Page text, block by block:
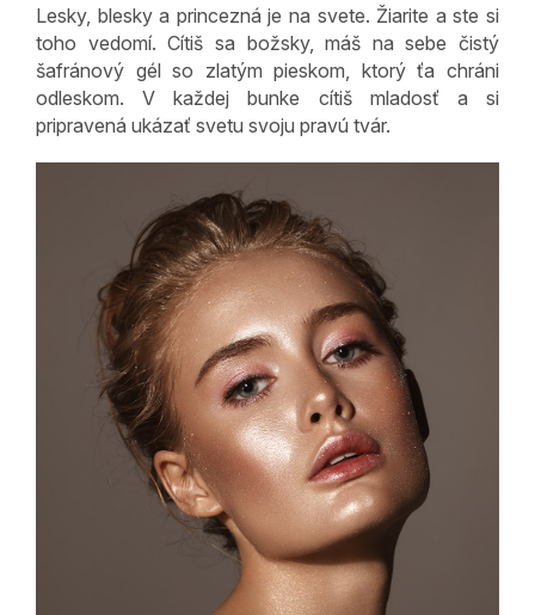
Lesky, blesky a princezná je na svete. Žiarite a ste si
toho vedomí. Cítiš sa božsky, máš na sebe čistý
šafránový gél so zlatým pieskom, ktorý ťa chráni
odleskom. V každej bunke cítiš mladosť a si
pripravená ukázať svetu svoju pravú tvár.